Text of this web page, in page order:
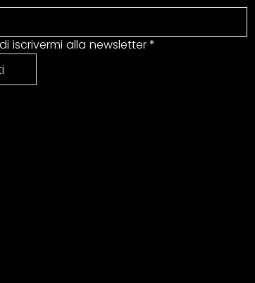
iscrivermi alla newsletter *